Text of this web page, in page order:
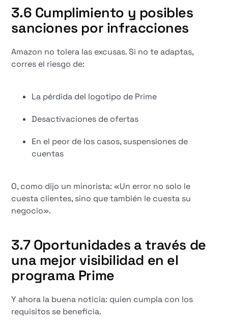
3.6 Cumplimiento y posibles
sanciones por infracciones
Amazon no tolera las excusas. Si no te adaptas,
corres el riesgo de:
La pérdida del logotipo de Prime
Desactivaciones de ofertas
En el peor de los casos, suspensiones de
cuentas
O, como dijo un minorista: «Un error no solo le
cuesta clientes, sino que también le cuesta su
negocio».
3.7 Oportunidades a través de
una mejor visibilidad en el
programa Prime
Y ahora la buena noticia: quien cumpla con los
requisitos se beneficia.